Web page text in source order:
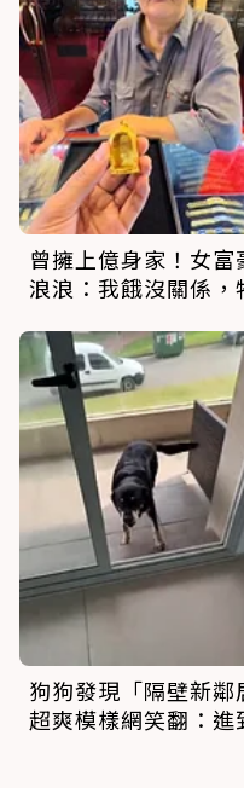
曾擁上億身家！女
浪浪：我餓沒關係，
狗狗發現「隔壁新鄰
超爽模樣網笑翻：進